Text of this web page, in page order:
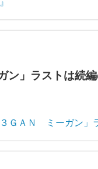
」ラストは続編